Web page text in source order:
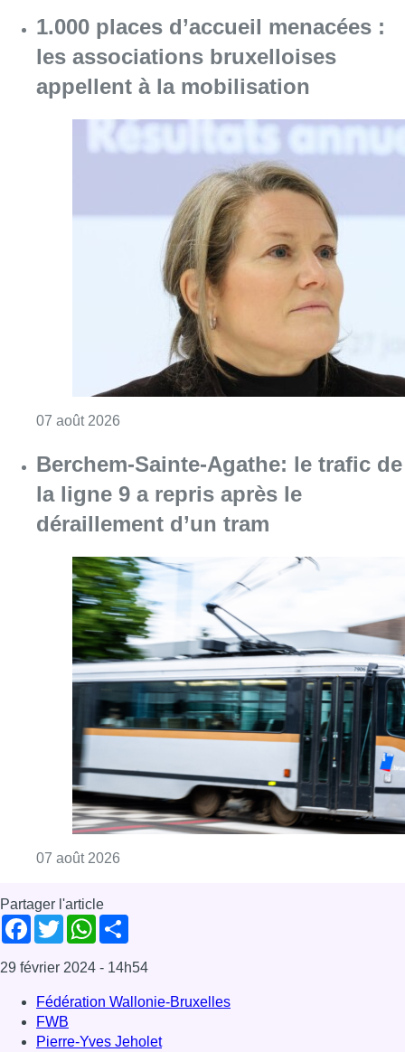
1.000 places d’accueil menacées :
les associations bruxelloises
appellent à la mobilisation
07 août 2026
Berchem-Sainte-Agathe: le trafic de
la ligne 9 a repris après le
déraillement d’un tram
07 août 2026
Partager l'article
Facebook
TwitterWhatsApp
29 février 2024 - 14h54
Fédération Wallonie-Bruxelles
FWB
Pierre-Yves Jeholet